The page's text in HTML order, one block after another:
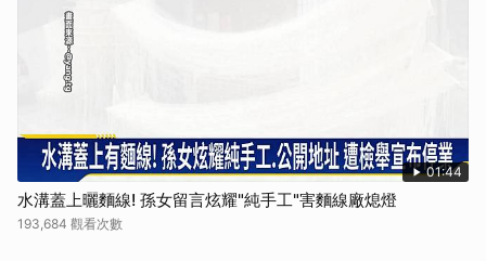
01:44
水溝蓋上曬麵線! 孫女留言炫耀"純手工"害麵線廠熄燈
193,684 觀看次數